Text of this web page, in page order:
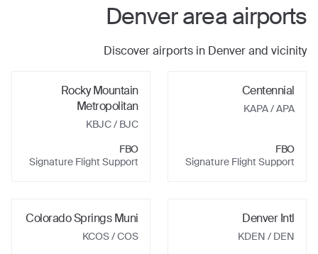
Denverarea airports
Discover airports in Denverand vicinity
Centennial
KAPA/ APA
FBO
Signature Flight Support
Rocky Mountain
Metropolitan
KBJC/ BJC
FBO
Signature Flight Support
Denver Intl
KDEN / DEN
Colorado Springs Muni
KCOS/ COS